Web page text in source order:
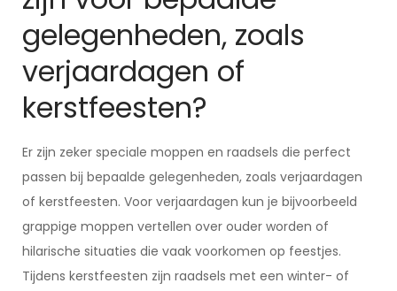
gelegenheden, zoals
verjaardagen of
kerstfeesten?
Er zijn zeker speciale moppen en raadsels die perfect
passen bij bepaalde gelegenheden, zoals verjaardagen
of kerstfeesten. Voor verjaardagen kun je bijvoorbeeld
grappige moppen vertellen over ouder worden of
hilarische situaties die vaak voorkomen op feestjes.
Tijdens kerstfeesten zijn raadsels met een winter- of